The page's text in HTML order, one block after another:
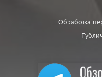
Обработка